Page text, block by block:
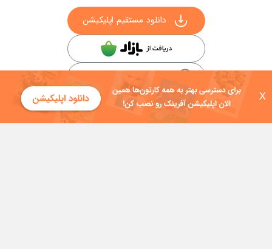
X
دانلود مستقیم اپلیکیشن
سایر راه‌های دانلود آفرینک